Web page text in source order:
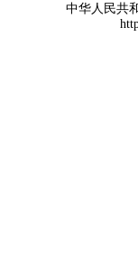
中华人民共